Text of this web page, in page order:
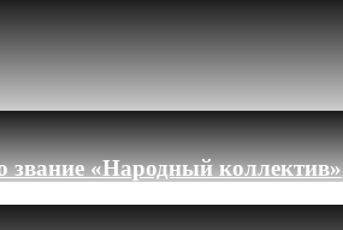
звание «Народный коллектив»